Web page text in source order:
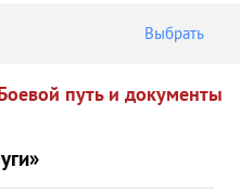
Выбрать
путь и документы